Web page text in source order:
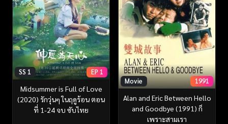
SS 1 EP 1
Midsummer is Full of Love
(2020) รักวุ่นๆ ในฤดูร้อน ตอน
ที่ 1-24 จบ ซับไทย
Movie 1991
Alan and Eric Between Hello
and Goodbye (1991) ก็
เพราะสามเรา